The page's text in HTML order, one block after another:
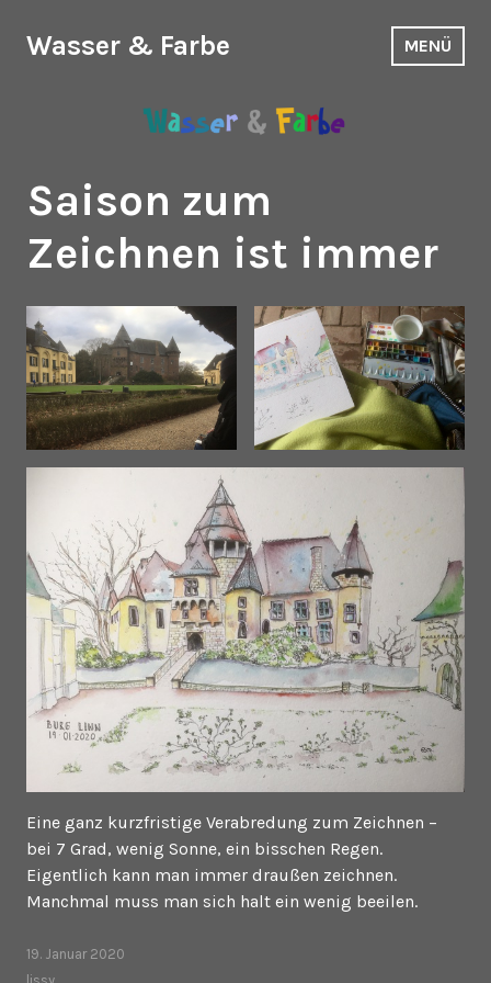
Inhalt
Wasser & Farbe MENÜ
Saison zum
Zeichnen ist immer
Eine ganz kurzfristige Verabredung zum Zeichnen –
bei 7 Grad, wenig Sonne, ein bisschen Regen.
Eigentlich kann man immer draußen zeichnen.
Manchmal muss man sich halt ein wenig beeilen.
19. Januar 2020